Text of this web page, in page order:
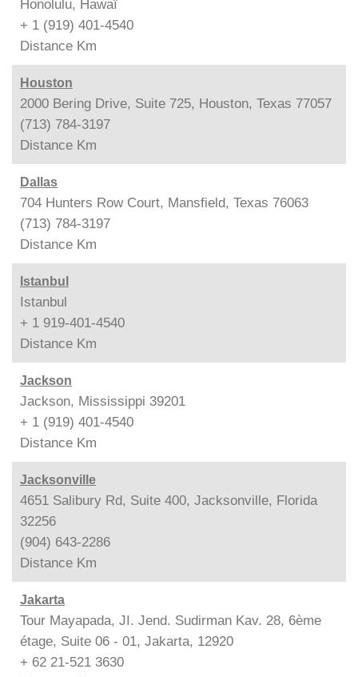
Honolulu, Hawaï
+ 1 (919) 401-4540
Distance Km
Houston
2000 Bering Drive, Suite 725, Houston, Texas 77057
(713) 784-3197
Distance Km
Dallas
704 Hunters Row Court, Mansfield, Texas 76063
(713) 784-3197
Distance Km
Istanbul
Istanbul
+ 1 919-401-4540
Distance Km
Jackson
Jackson, Mississippi 39201
+ 1 (919) 401-4540
Distance Km
Jacksonville
4651 Salibury Rd, Suite 400, Jacksonville, Florida
32256
(904) 643-2286
Distance Km
Jakarta
Tour Mayapada, JI. Jend. Sudirman Kav. 28, 6ème
étage, Suite 06 - 01, Jakarta, 12920
+ 62 21-521 3630